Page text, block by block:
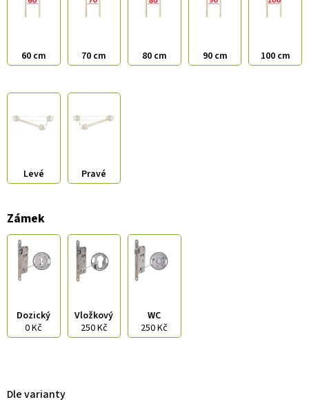
60 cm 70 cm 80 cm 90 cm 100 cm
Levé Pravé
Zámek
Dozický
0 Kč
Vložkový
250 Kč
WC
250 Kč
Dle varianty